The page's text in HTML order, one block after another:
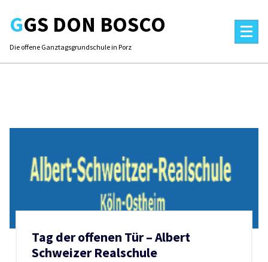
contentGGS DON BOSCO
Die offene Ganztagsgrundschule in Porz
Tag der offenen Tür – Albert
Schweizer Realschule